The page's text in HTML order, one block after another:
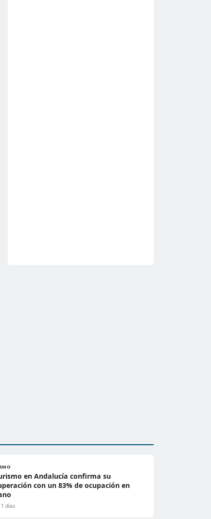
en Andalucía confirma su
con un 83% de ocupación en
1 días